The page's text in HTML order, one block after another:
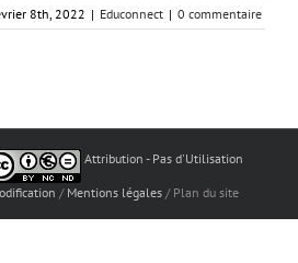
8th, 2022 | Educonnect | 0 commentaire
Attribution - Pas d'Utilisation
/ Mentions légales/ Plan du site